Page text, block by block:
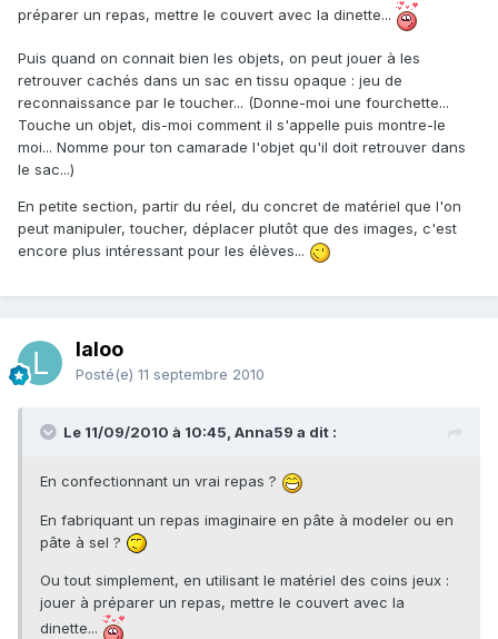
préparer un repas, mettre le couvert avec la dinette...
Puis quand on connait bien les objets, on peut jouer à les
retrouver cachés dans un sac en tissu opaque : jeu de
reconnaissance par le toucher... (Donne-moi une fourchette...
Touche un objet, dis-moi comment il s'appelle puis montre-le
moi... Nomme pour ton camarade l'objet qu'il doit retrouver dans
le sac...)
En petite section, partir du réel, du concret de matériel que l'on
peut manipuler, toucher, déplacer plutôt que des images, c'est
encore plus intéressant pour les élèves...
laloo
Posté(e) 11 septembre 2010
Le 11/09/2010 à 10:45, Anna59 a dit :
En confectionnant un vrai repas ?
En fabriquant un repas imaginaire en pâte à modeler ou en
pâte à sel ?
Ou tout simplement, en utilisant le matériel des coins jeux :
jouer à préparer un repas, mettre le couvert avec la
dinette...